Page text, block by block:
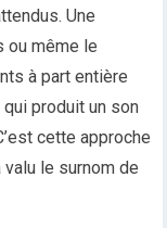
Une
ou même le
à part entière
produit un son
cette approche
valu le surnom de